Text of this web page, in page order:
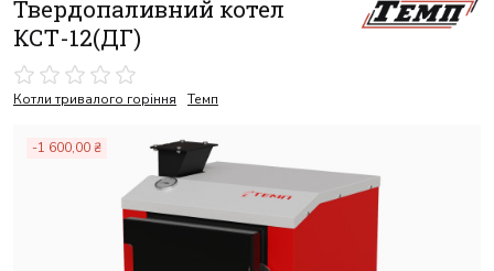
Твердопаливний котел
КСТ-12(ДГ)
Котли тривалого горіння Темп
-1 600,00 ₴